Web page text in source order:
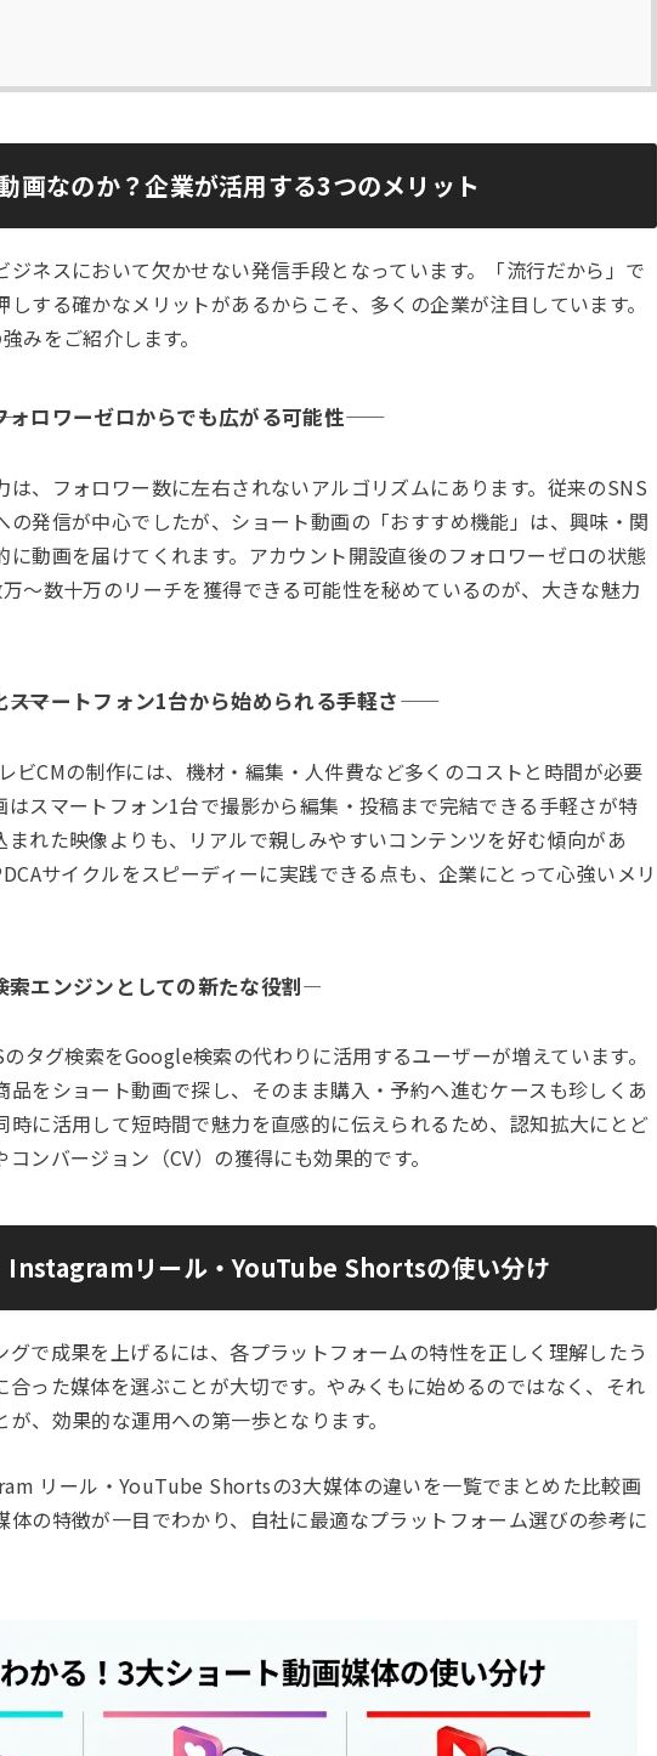
画なのか？企業が活用する3つのメリット
ジネスにおいて欠かせない発信手段となっています。「流行だから」で
する確かなメリットがあるからこそ、多くの企業が注目しています。
みをご紹介します。
ロワーゼロからでも広がる可能性――
は、フォロワー数に左右されないアルゴリズムにあります。従来のSNS
の発信が中心でしたが、ショート動画の「おすすめ機能」は、興味・関
に動画を届けてくれます。アカウント開設直後のフォロワーゼロの状態
〜数十万のリーチを獲得できる可能性を秘めているのが、大きな魅力
マートフォン1台から始められる手軽さ――
ビCMの制作には、機材・編集・人件費など多くのコストと時間が必要
はスマートフォン1台で撮影から編集・投稿まで完結できる手軽さが特
れた映像よりも、リアルで親しみやすいコンテンツを好む傾向があ
サイクルをスピーディーに実践できる点も、企業にとって心強いメリ
エンジンとしての新たな役割――
タグ検索をGoogle検索の代わりに活用するユーザーが増えています。
品をショート動画で探し、そのまま購入・予約へ進むケースも珍しくあ
時に活用して短時間で魅力を直感的に伝えられるため、認知拡大にとど
ンバージョン（CV）の獲得にも効果的です。
Instagramリール・YouTube Shortsの使い分け
グで成果を上げるには、各プラットフォームの特性を正しく理解したう
合った媒体を選ぶことが大切です。やみくもに始めるのではなく、それ
、効果的な運用への第一歩となります。
リール・YouTube Shortsの3大媒体の違いを一覧でまとめた比較画
体の特徴が一目でわかり、自社に最適なプラットフォーム選びの参考に